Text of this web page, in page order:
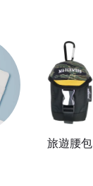
旅遊腰包